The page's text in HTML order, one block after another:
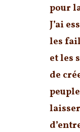
pour
J’ai
les
et les
de